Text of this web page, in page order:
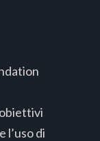
l’uso di